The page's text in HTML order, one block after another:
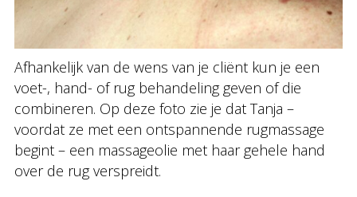
Afhankelijk van de wens van je cliënt kun je een
voet-, hand- of rug behandeling geven of die
combineren. Op deze foto zie je dat Tanja –
voordat ze met een ontspannende rugmassage
begint – een massageolie met haar gehele hand
over de rug verspreidt.